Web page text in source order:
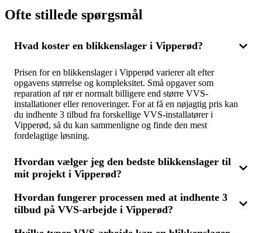
Ofte stillede spørgsmål
Hvad koster en blikkenslager i Vipperød?
Prisen for en blikkenslager i Vipperød varierer alt efter
opgavens størrelse og kompleksitet. Små opgaver som
reparation af rør er normalt billigere end større VVS-
installationer eller renoveringer. For at få en nøjagtig pris kan
du indhente 3 tilbud fra forskellige VVS-installatører i
Vipperød, så du kan sammenligne og finde den mest
fordelagtige løsning.
Hvordan vælger jeg den bedste blikkenslager til
mit projekt i Vipperød?
For at finde den mest egnede blikkenslager eller VVS-
installatør i Vipperød, bør du starte med at indhente 3 tilbud fra
Hvordan fungerer processen med at indhente 3
tilbud på VVS-arbejde i Vipperød?